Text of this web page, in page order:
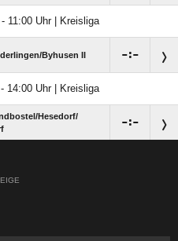
11:00 Uhr | Kreisliga
​Byhusen II :
14:00 Uhr | Kreisliga
​Hesedorf/​
: